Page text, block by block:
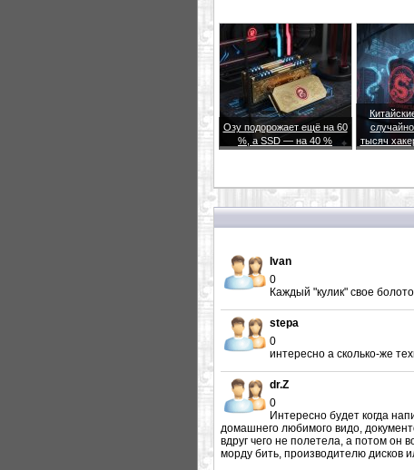
Озу подорожает ещё на 60
%, а SSD — на 40 %
тысяч
Ivan
0
Каждый "кулик" свое
stepa
0
интересно а сколько-же
dr.Z
0
Интересно будет когда
домашнего любимого видо,
вдруг чего не полетела, а потом он
морду бить, производителю дисков